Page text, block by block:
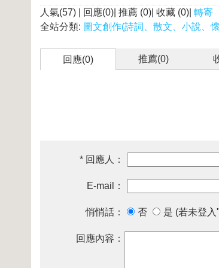
人氣(57) | 回應(0)| 推薦 (0)| 收藏 (0)| 轉寄
全站分類: 圖文創作(詩詞、散文、小說、
回應(0) 推薦(0)
* 回應人：
E-mail：
悄悄話： 否 是 (若未登
回應內容：